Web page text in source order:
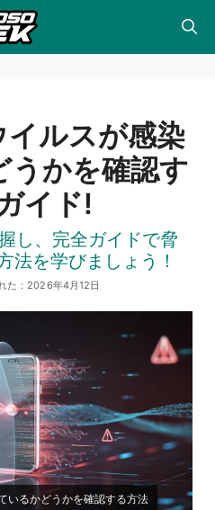
ルスが感染
うかを確認す
イド!
し、完全ガイドで脅
法を学びましょう！
た： 2026年4月12日
いるかどうかを確認する方法